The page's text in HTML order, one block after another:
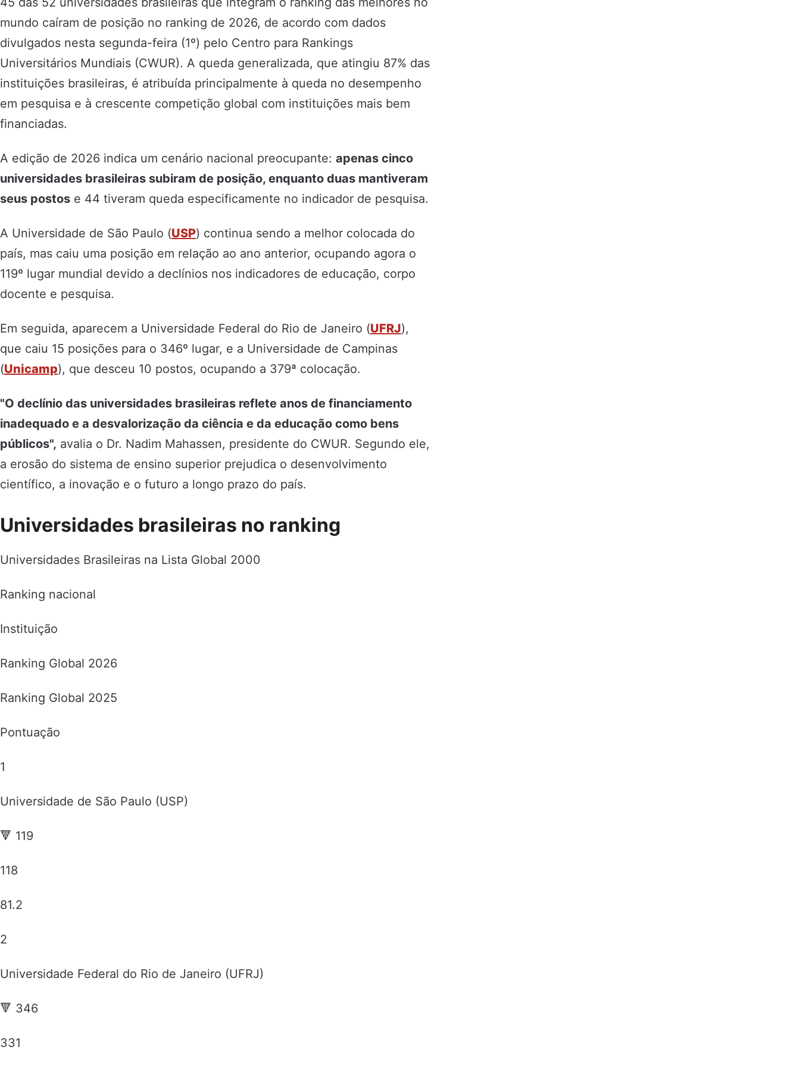
mundo caíram de posição no ranking de 2026, de acordo com dados
divulgados nesta segunda-feira (1º) pelo Centro para Rankings
Universitários Mundiais (CWUR). A queda generalizada, que atingiu 87% das
instituições brasileiras, é atribuída principalmente à queda no desempenho
em pesquisa e à crescente competição global com instituições mais bem
financiadas.
A edição de 2026 indica um cenário nacional preocupante: apenas cinco
universidades brasileiras subiram de posição, enquanto duas mantiveram
seus postos e 44 tiveram queda especificamente no indicador de pesquisa.
A Universidade de São Paulo (USP) continua sendo a melhor colocada do
país, mas caiu uma posição em relação ao ano anterior, ocupando agora o
119º lugar mundial devido a declínios nos indicadores de educação, corpo
docente e pesquisa.
Em seguida, aparecem a Universidade Federal do Rio de Janeiro (UFRJ),
que caiu 15 posições para o 346º lugar, e a Universidade de Campinas
(Unicamp), que desceu 10 postos, ocupando a 379ª colocação.
"O declínio das universidades brasileiras reflete anos de financiamento
inadequado e a desvalorização da ciência e da educação como bens
públicos", avalia o Dr. Nadim Mahassen, presidente do CWUR. Segundo ele,
a erosão do sistema de ensino superior prejudica o desenvolvimento
científico, a inovação e o futuro a longo prazo do país.
Universidades brasileiras no ranking
Universidades Brasileiras na Lista Global 2000
Ranking nacional
Instituição
Ranking Global 2026
Ranking Global 2025
Pontuação
1
Universidade de São Paulo (USP)
🔻 119
118
81.2
2
Universidade Federal do Rio de Janeiro (UFRJ)
🔻 346
331